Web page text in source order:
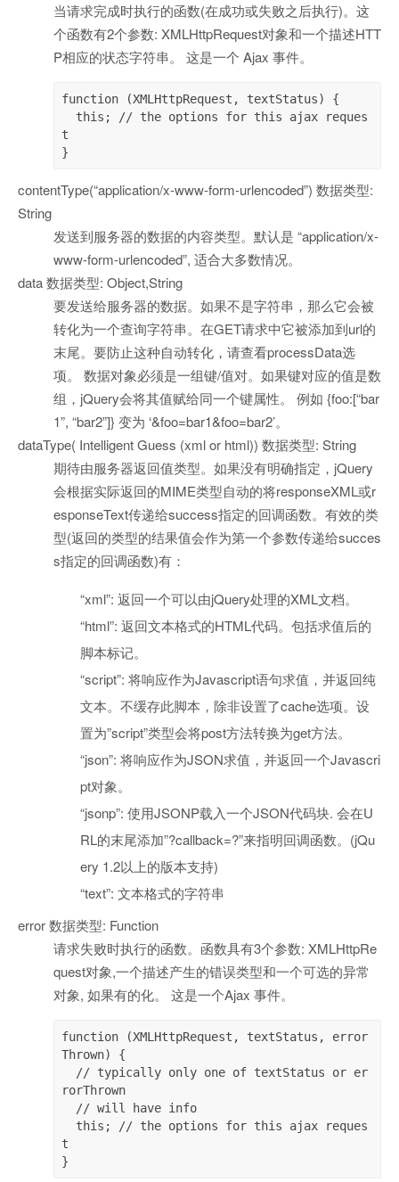
当请求完成时执行的函数(在成功或失败之后执行)。这
个函数有2个参数: XMLHttpRequest对象和一个描述HTT
P相应的状态字符串。 这是一个 Ajax 事件。
function (XMLHttpRequest, textStatus) {
t
}
contentType(“application/x-www-form-urlencoded”) 数据类型:
String
发送到服务器的数据的内容类型。默认是 “application/x-
www-form-urlencoded”, 适合大多数情况。
data 数据类型: Object,String
要发送给服务器的数据。如果不是字符串，那么它会被
转化为一个查询字符串。在GET请求中它被添加到url的
末尾。要防止这种自动转化，请查看processData选
项。 数据对象必须是一组键/值对。如果键对应的值是数
组，jQuery会将其值赋给同一个键属性。 例如 {foo:[“bar
1”, “bar2”]} 变为 ‘&foo=bar1&foo=bar2’。
dataType( Intelligent Guess (xml or html)) 数据类型: String
期待由服务器返回值类型。如果没有明确指定，jQuery
会根据实际返回的MIME类型自动的将responseXML或r
esponseText传递给success指定的回调函数。有效的类
型(返回的类型的结果值会作为第一个参数传递给succes
s指定的回调函数)有：
“xml”: 返回一个可以由jQuery处理的XML文档。
“html”: 返回文本格式的HTML代码。包括求值后的
脚本标记。
“script”: 将响应作为Javascript语句求值，并返回纯
文本。不缓存此脚本，除非设置了cache选项。设
置为”script”类型会将post方法转换为get方法。
“json”: 将响应作为JSON求值，并返回一个Javascri
pt对象。
“jsonp”: 使用JSONP载入一个JSON代码块. 会在U
RL的末尾添加”?callback=?”来指明回调函数。(jQu
ery 1.2以上的版本支持)
“text”: 文本格式的字符串
error 数据类型: Function
请求失败时执行的函数。函数具有3个参数: XMLHttpRe
quest对象,一个描述产生的错误类型和一个可选的异常
对象, 如果有的化。 这是一个Ajax 事件。
function (XMLHttpRequest, textStatus, error
Thrown) {
rorThrown
t
}